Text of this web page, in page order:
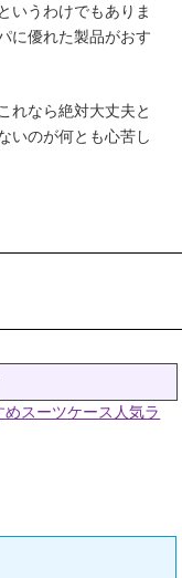
いうわけでもありま
に優れた製品がおす
れなら絶対大丈夫と
いのが何とも心苦し
スーツケース人気ラ